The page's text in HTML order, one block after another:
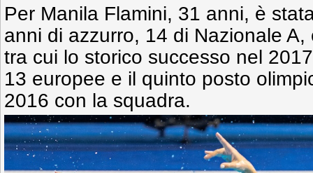
Per Manila Flamini, 31 anni, è
anni di azzurro, 14 di Nazionale
tra cui lo storico successo nel
13 europee e il quinto posto
2016 con la squadra.